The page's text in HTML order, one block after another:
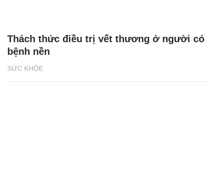
SỨC KHỎE
Thách thức điều trị vết thương ở người có
bệnh nền